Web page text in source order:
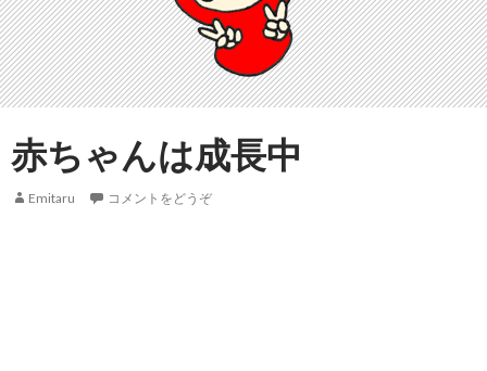
赤ちゃんは成長中
Emitaru コメントをどうぞ